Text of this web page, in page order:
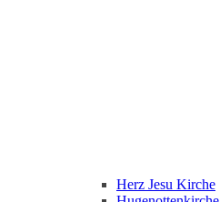
Herz Jesu Kirche